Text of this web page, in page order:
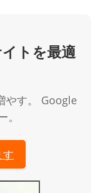
トを最適
やす。 Google